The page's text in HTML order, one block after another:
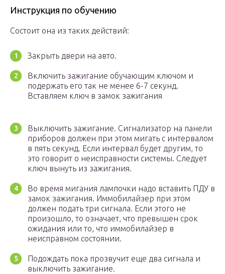
Инструкция по обучению
Состоит она из таких действий:
Закрыть двери на авто.
Включить зажигание обучающим ключом и
подержать его так не менее 6-7 секунд.
Вставляем ключ в замок зажигания
Выключить зажигание. Сигнализатор на панели
приборов должен при этом мигать с интервалом
в пять секунд. Если интервал будет другим, то
это говорит о неисправности системы. Следует
ключ вынуть из зажигания.
Во время мигания лампочки надо вставить ПДУ в
замок зажигания. Иммобилайзер при этом
должен подать три сигнала. Если этого не
произошло, то означает, что превышен срок
ожидания или то, что иммобилайзер в
неисправном состоянии.
Подождать пока прозвучит еще два сигнала и
выключить зажигание.